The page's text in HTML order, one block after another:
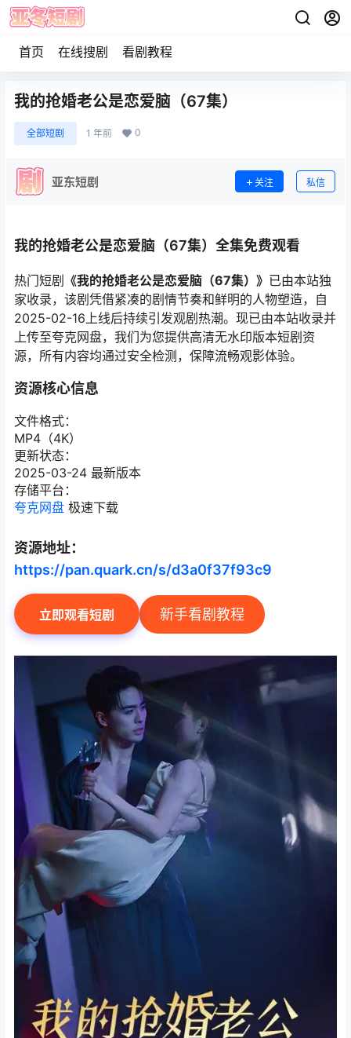
首页 在线搜剧 看剧教程
我的抢婚老公是恋爱脑（67集）
全部短剧 1 年前 0
亚东短剧 关注 私信
我的抢婚老公是恋爱脑（67集）全集免费观看
热门短剧 《我的抢婚老公是恋爱脑（67集）》 已由本站独
家收录，该剧凭借紧凑的剧情节奏和鲜明的人物塑造，自
2025-02-16上线后持续引发观剧热潮。现已由本站收录并
上传至夸克网盘，我们为您提供高清无水印版本短剧资
源，所有内容均通过安全检测，保障流畅观影体验。
资源核心信息
文件格式：
MP4（4K）
更新状态：
2025-03-24 最新版本
存储平台：
夸克网盘 极速下载
资源地址：
https://pan.quark.cn/s/d3a0f37f93c9
立即观看短剧 新手看剧教程